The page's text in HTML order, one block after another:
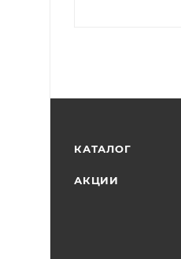
КАТАЛОГ
АКЦИИ